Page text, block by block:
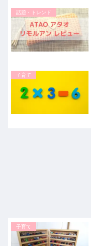
話題・トレンド
子育て
子育て